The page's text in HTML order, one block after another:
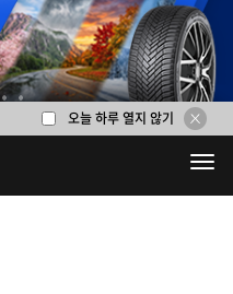
5
오늘 하루 열지 않기